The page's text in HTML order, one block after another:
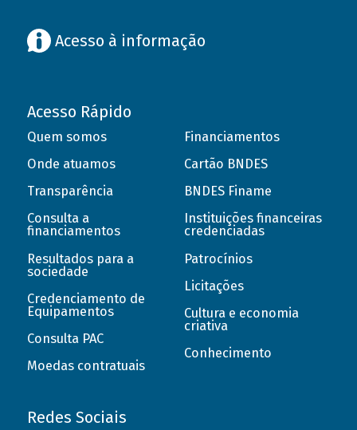
Acesso à informação
Acesso Rápido
Quem somos
Onde atuamos
Transparência
Consulta a
financiamentos
Resultados para a
sociedade
Credenciamento de
Equipamentos
Consulta PAC
Moedas contratuais
Financiamentos
Cartão BNDES
BNDES Finame
Instituições financeiras
credenciadas
Patrocínios
Licitações
Cultura e economia
criativa
Conhecimento
Redes Sociais